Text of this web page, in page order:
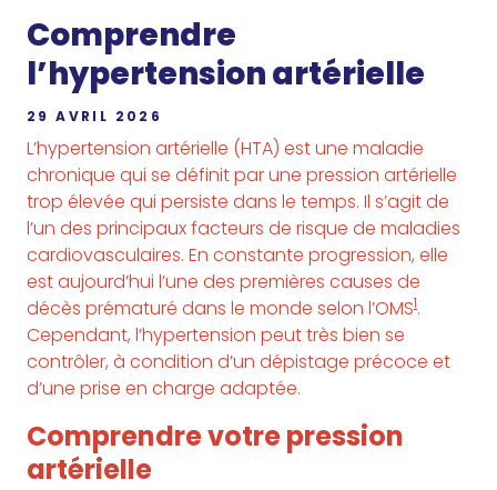
Comprendre
l’hypertension artérielle
29 AVRIL 2026
L’hypertension artérielle (HTA) est une maladie
chronique qui se définit par une pression artérielle
trop élevée qui persiste dans le temps. Il s’agit de
l’un des principaux facteurs de risque de maladies
cardiovasculaires. En constante progression, elle
est aujourd’hui l’une des premières causes de
décès prématuré dans le monde selon l’OMS1.
Cependant, l’hypertension peut très bien se
contrôler, à condition d’un dépistage précoce et
d’une prise en charge adaptée.
Comprendre votre pression
artérielle